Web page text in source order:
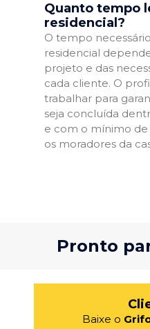
Quanto tempo
residencial?
O tempo
residencial
projeto e das
cada cliente. O
trabalhar para
seja concluída
e com o mínimo
os moradores da
Pronto
Baixe o